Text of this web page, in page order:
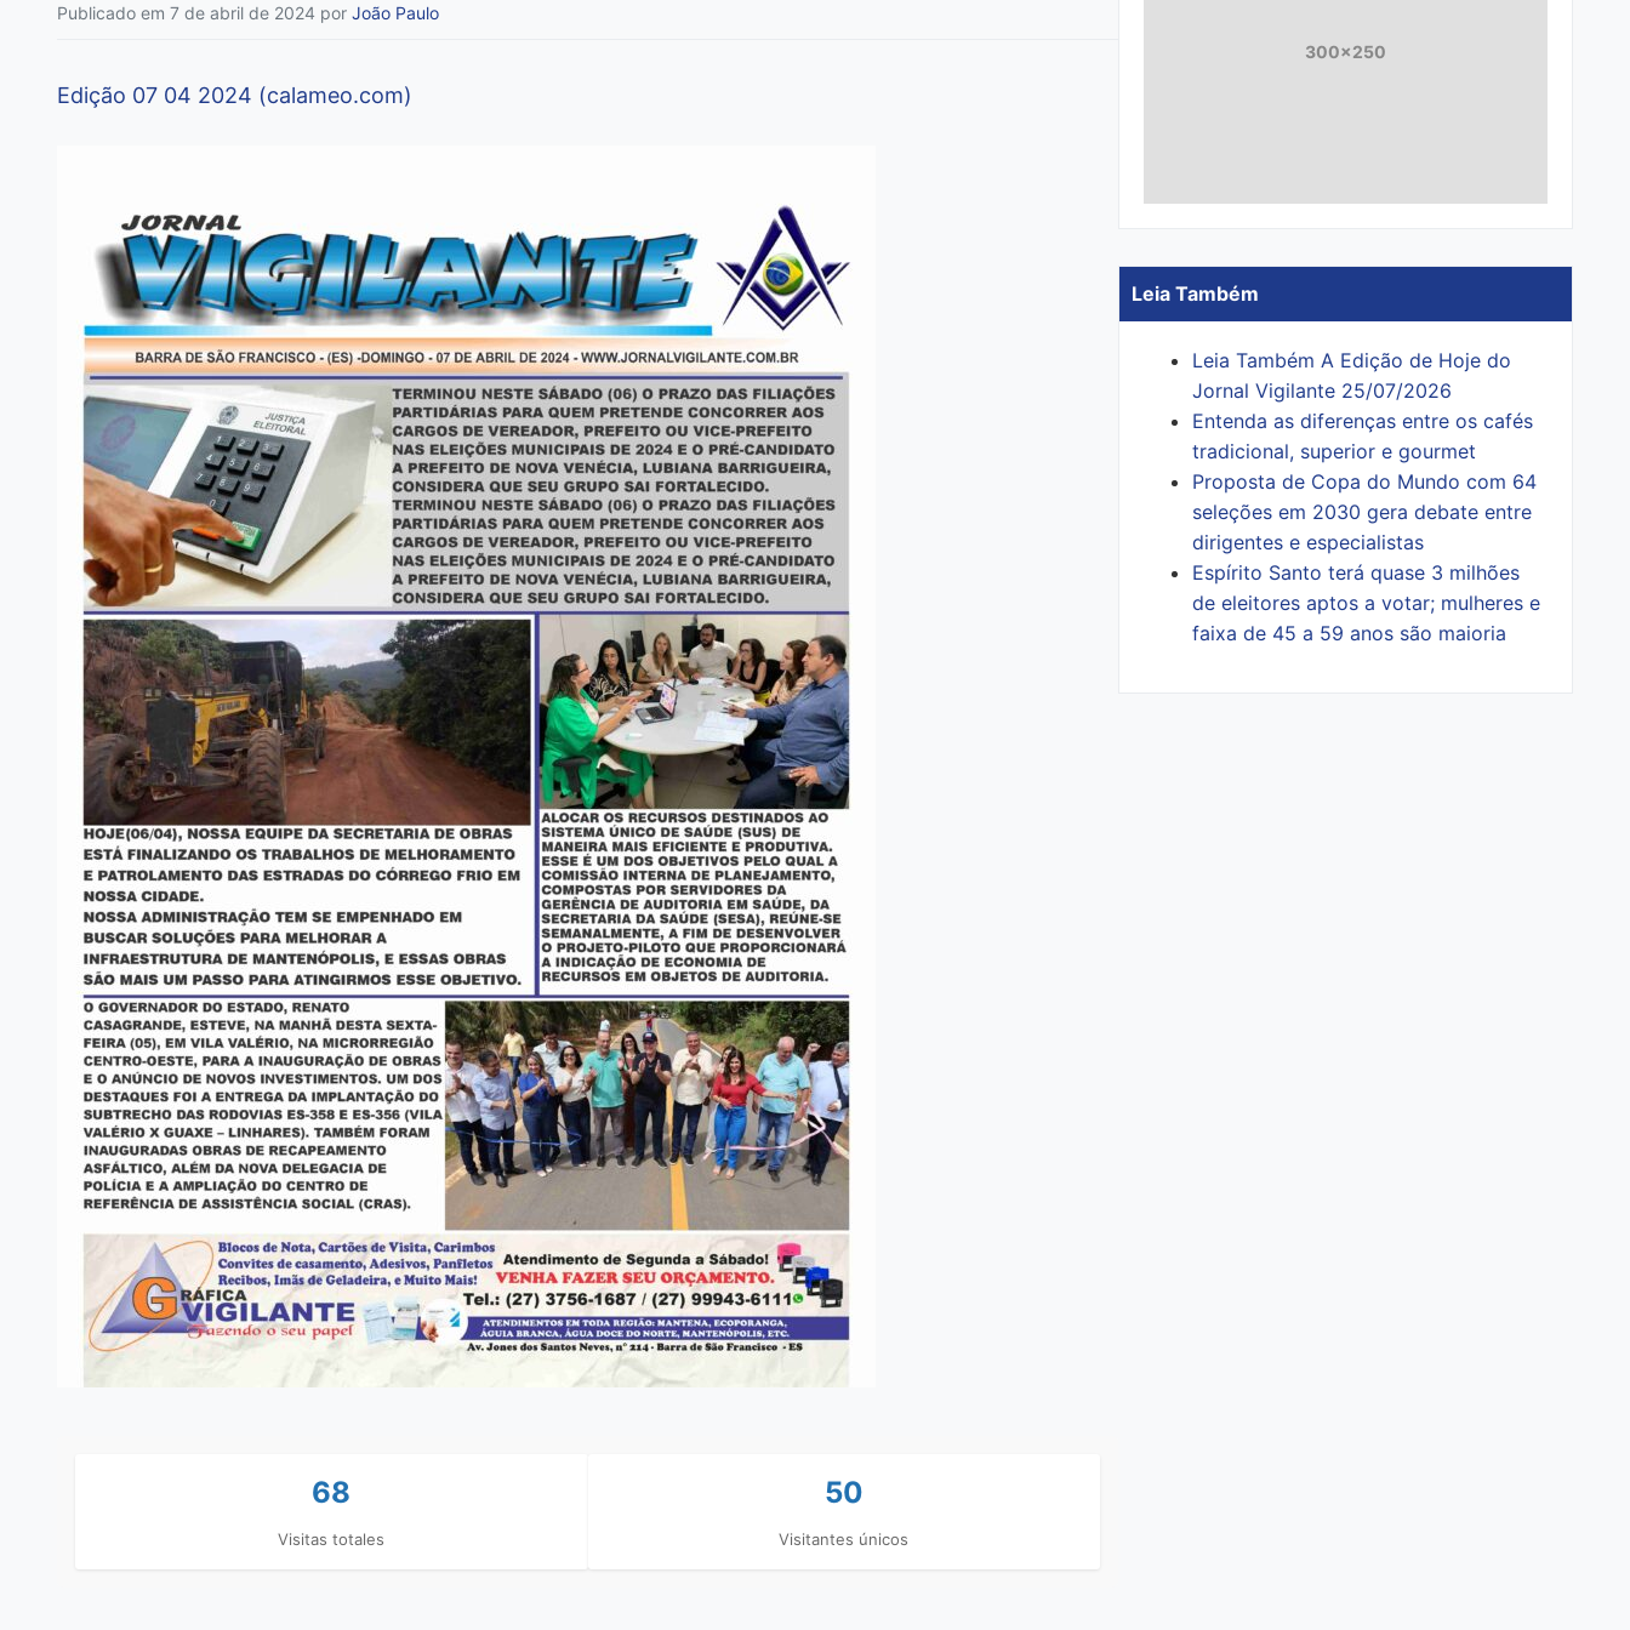
Publicado em 7 de abril de 2024 por João Paulo
Edição 07 04 2024 (calameo.com)
68
Visitas totales
50
Visitantes únicos
300x250
Leia Também
Leia Também A Edição de Hoje do
Jornal Vigilante 25/07/2026
Entenda as diferenças entre os cafés
tradicional, superior e gourmet
Proposta de Copa do Mundo com 64
seleções em 2030 gera debate entre
dirigentes e especialistas
Espírito Santo terá quase 3 milhões
de eleitores aptos a votar; mulheres e
faixa de 45 a 59 anos são maioria